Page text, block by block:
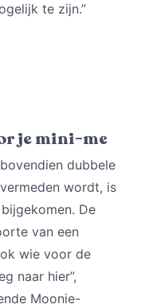
te zijn.”
je mini-me
dubbele
wordt, is
De
van een
wie voor de
naar hier”,
Moonie-